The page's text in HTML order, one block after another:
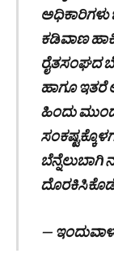
ಅಧಿಕಾರಿಗಳು
ಕಡಿವಾಣ
ರೈತಸಂಘದ
ಹಾಗೂ ಇತರೆ
ಹಿಂದು
ಬೆನ್ನೆಲುಬಾಗಿ
—